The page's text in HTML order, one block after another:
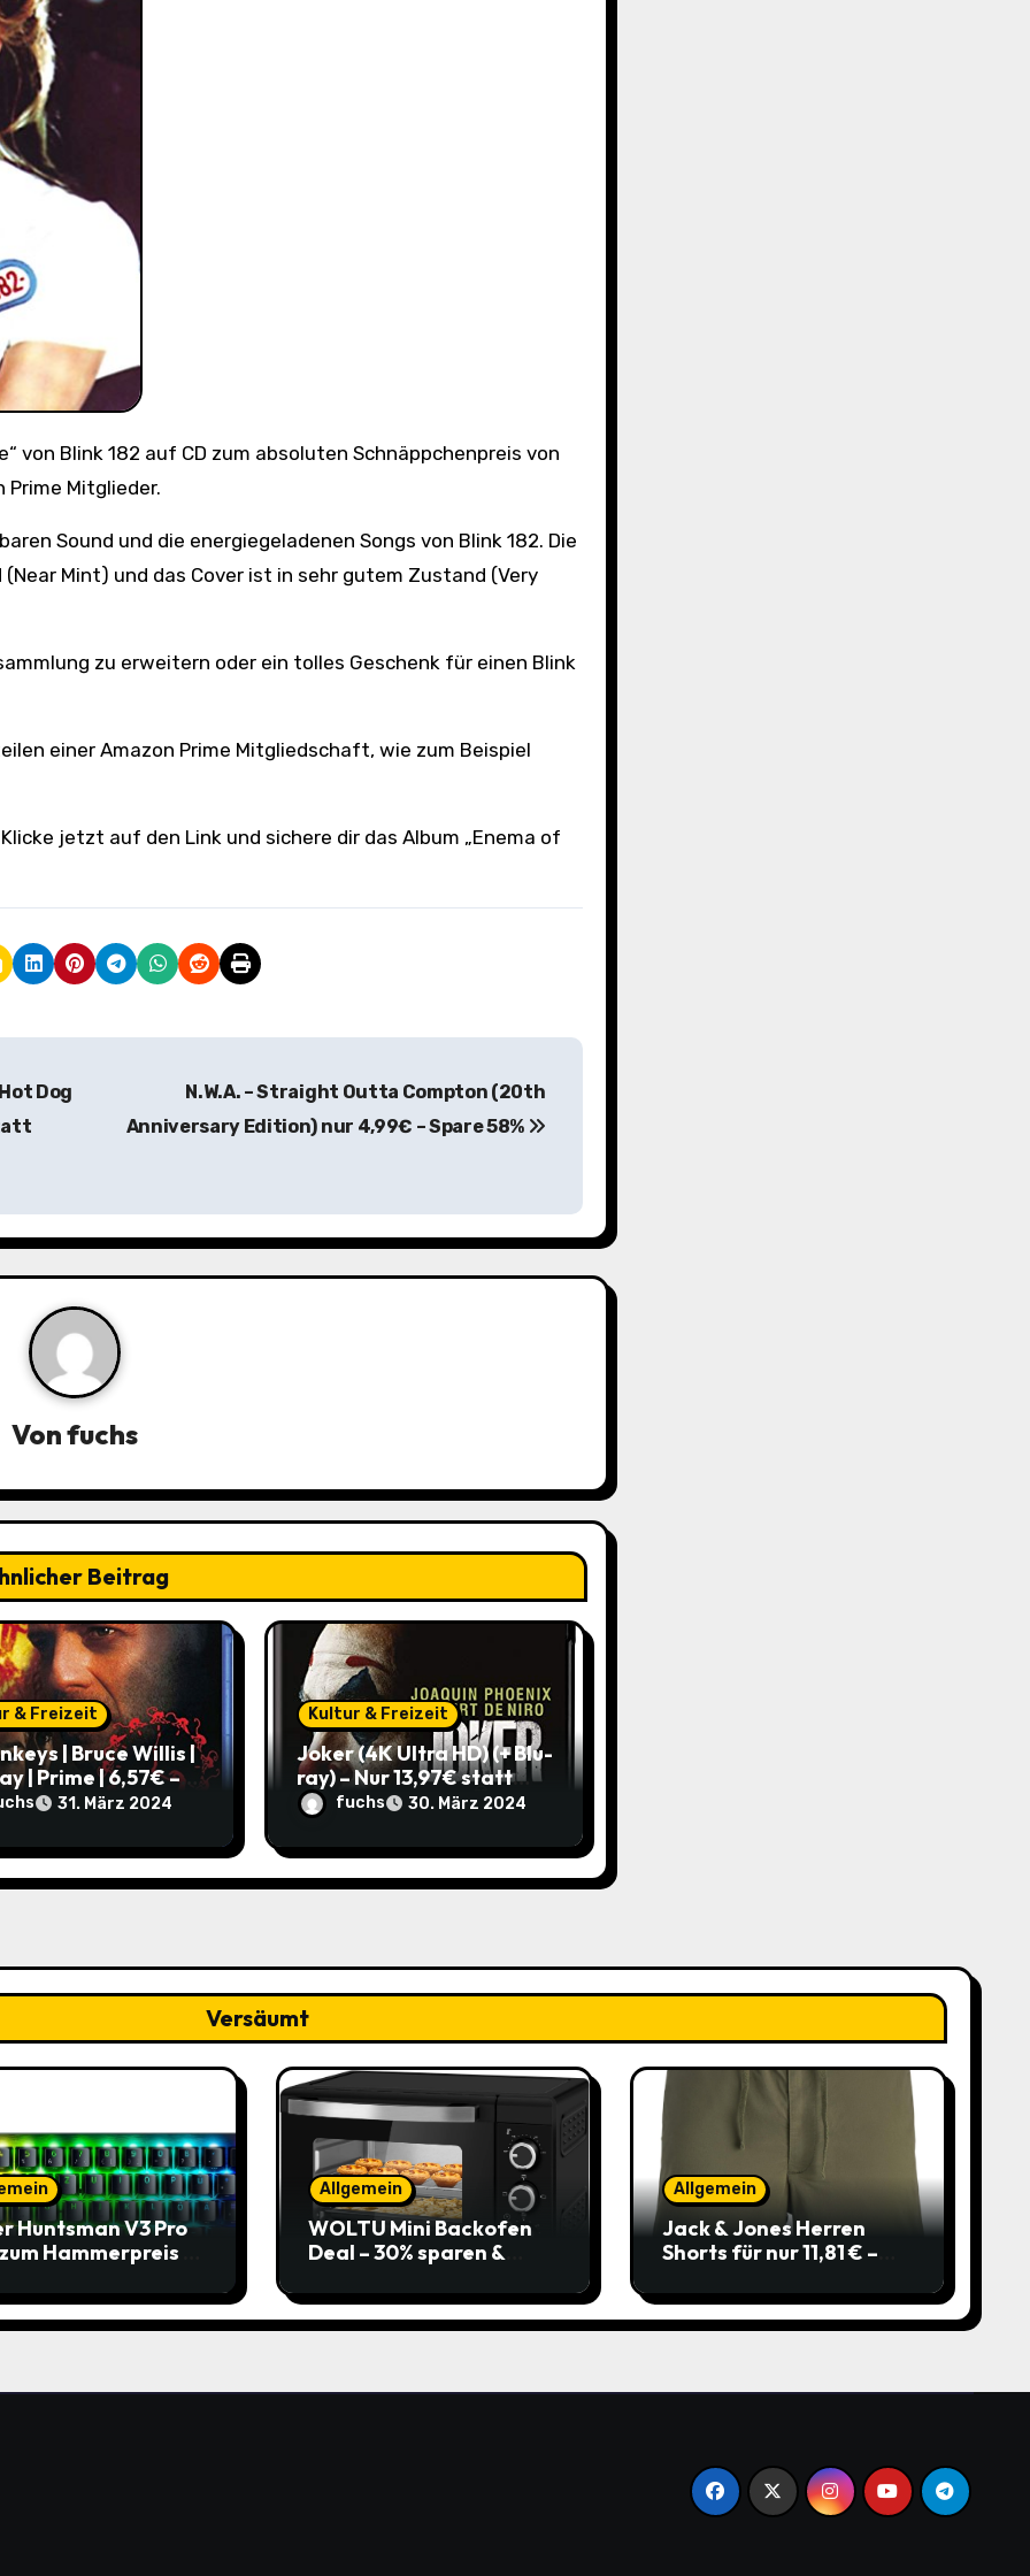
Prime Mitglieder.
Sound und die energiegeladenen Songs von Blink 182. Die
Mint) und das Cover ist in sehr gutem Zustand (Very
zu erweitern oder ein tolles Geschenk für einen Blink
einer Amazon Prime Mitgliedschaft, wie zum Beispiel
jetzt auf den Link und sichere dir das Album „Enema of
Dog
N.W.A. – Straight Outta Compton (20th
Anniversary Edition) nur 4,99€ – Spare 58%
Vonfuchs
Beitrag
& Freizeit
| Bruce Willis |
| Prime | 6,57€ –
im Vergleich
Preis!
31. März 2024
Kultur & Freizeit
Joker (4K Ultra HD) (+ Blu-
ray) – Nur 13,97€ statt
22,98€! Hol dir den
ikonischen Film zum
Schnäppchenpreis!
fuchs 30. März 2024
Versäumt
Huntsman V3 Pro
Hammerpreis –
Allgemein
WOLTU Mini Backofen
Deal – 30% sparen &
Allgemein
Jack & Jones Herren
Shorts für nur 11,81 € –